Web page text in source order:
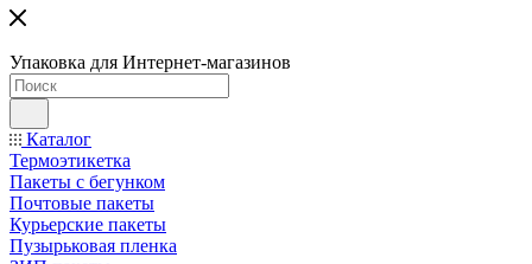
Упаковка для Интернет-магазинов
Каталог
Термоэтикетка
Пакеты с бегунком
Почтовые пакеты
Курьерские пакеты
Пузырьковая пленка